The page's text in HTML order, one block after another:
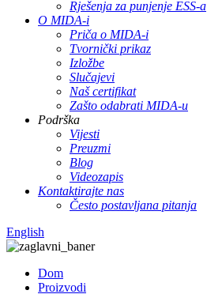
Rješenja za punjenje ESS-a
O MIDA-i
Priča o MIDA-i
Tvornički prikaz
Izložbe
Slučajevi
Naš certifikat
Zašto odabrati MIDA-u
Podrška
Vijesti
Preuzmi
Blog
Videozapis
Kontaktirajte nas
Često postavljana pitanja
English
Dom
Proizvodi